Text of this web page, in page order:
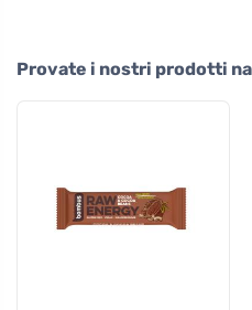
Provate i nostri prodotti